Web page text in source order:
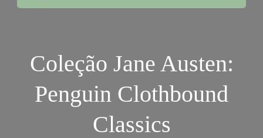
Coleção Jane Austen:
Penguin Clothbound
Classics